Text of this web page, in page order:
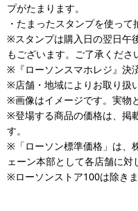
プがたまります。
・たまったスタンプを使って
※スタンプは購入日の翌日午
もございます。ご了承くださ
※『ローソンスマホレジ』決
※店舗・地域によりお取り扱
※画像はイメージです。実物
※登場する商品の価格は、掲
す。
※「ローソン標準価格」は、
ェーン本部として各店舗に対
※ローソンストア100は除きま